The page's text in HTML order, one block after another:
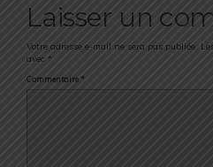
Laisser un
Votre adresse e-mail ne sera pas publiée.
avec *
Commentaire *